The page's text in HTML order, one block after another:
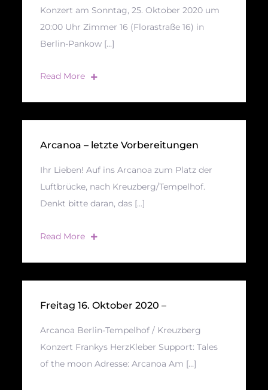
Konzert am Sonntag, 25. Oktober 2020 um
20:00 Uhr Zimmer 16 (Florastraße 16) in
Berlin-Pankow […]
Read More
Arcanoa – letzte Vorbereitungen
Ihr Lieben! Auf ins Arcanoa zum Platz der
Luftbrücke, nach Kreuzberg/Tempelhof.
Denkt bitte daran, das […]
Read More
Freitag 16. Oktober 2020 –
Arcanoa Berlin-Tempelhof / Kreuzberg
Konzert Frankys HerzKleber Support: Tales
of the moon Adresse: Arcanoa Am […]